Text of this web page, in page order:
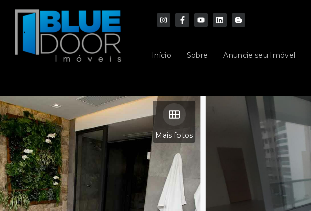
Início Sobre Anuncie seu Imóvel
Mais fotos